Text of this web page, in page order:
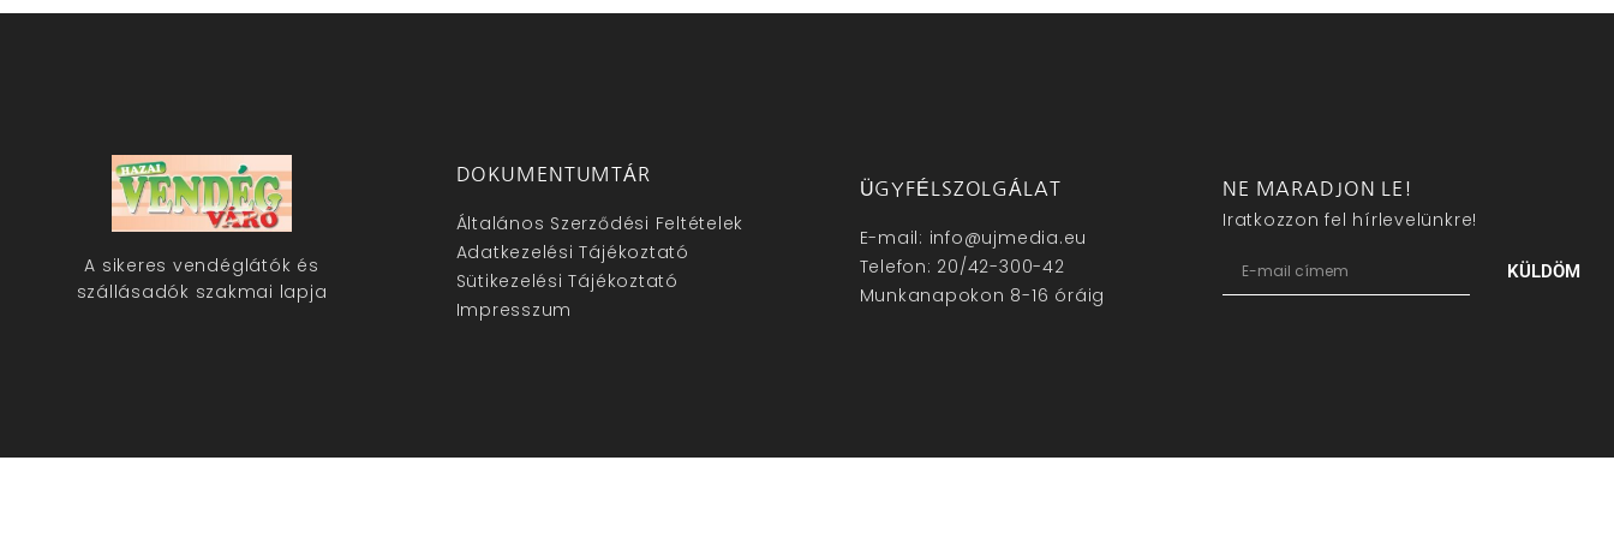
A sikeres vendéglátók és
szállásadók szakmai lapja
DOKUMENTUMTÁR
Általános Szerződési Feltételek
Adatkezelési Tájékoztató
Sütikezelési Tájékoztató
Impresszum
ÜGYFÉLSZOLGÁLAT
E-mail: info@ujmedia.eu
Telefon: 20/42-300-42
Munkanapokon 8-16 óráig
NE MARADJON LE!
Iratkozzon fel hírlevelünkre!
KÜLDÖM